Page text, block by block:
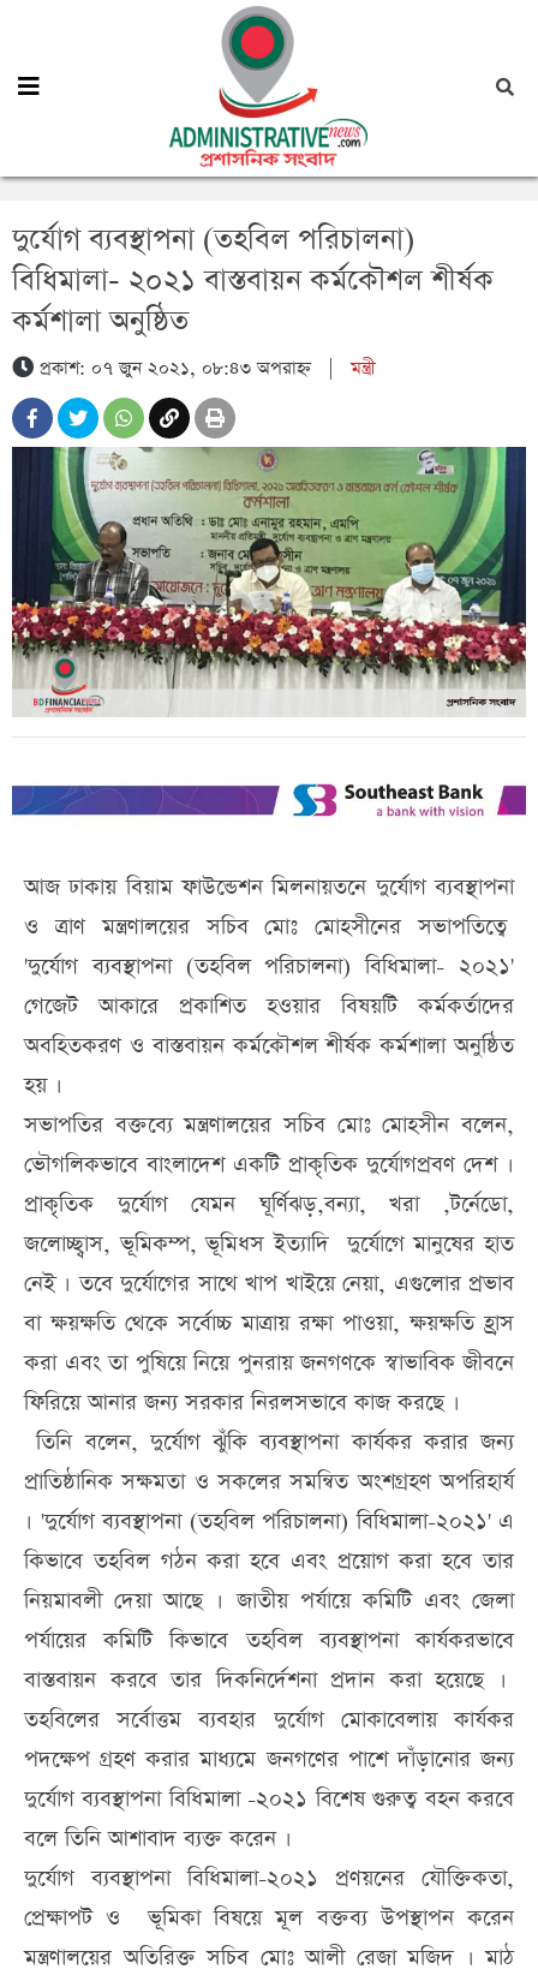
দুর্যোগ ব্যবস্থাপনা (তহবিল পরিচালনা)
বিধিমালা- ২০২১ বাস্তবায়ন কর্মকৌশল শীর্ষক
কর্মশালা অনুষ্ঠিত
প্রকাশ: ০৭ জুন ২০২১, ০৮:৪৩ অপরাহ্ন|মন্ত্রী
আজ ঢাকায় বিয়াম ফাউন্ডেশন মিলনায়তনে দুর্যোগ ব্যবস্থাপনা
ও ত্রাণ মন্ত্রণালয়ের সচিব মোঃ মোহসীনের সভাপতিত্বে
'দুর্যোগ ব্যবস্থাপনা (তহবিল পরিচালনা) বিধিমালা- ২০২১'
গেজেট আকারে প্রকাশিত হওয়ার বিষয়টি কর্মকর্তাদের
অবহিতকরণ ও বাস্তবায়ন কর্মকৌশল শীর্ষক কর্মশালা অনুষ্ঠিত
হয় ।
সভাপতির বক্তব্যে মন্ত্রণালয়ের সচিব মোঃ মোহসীন বলেন,
ভৌগলিকভাবে বাংলাদেশ একটি প্রাকৃতিক দুর্যোগপ্রবণ দেশ ।
প্রাকৃতিক দুর্যোগ যেমন ঘূর্ণিঝড়,বন্যা, খরা ,টর্নেডো,
জলোচ্ছ্বাস, ভূমিকম্প, ভূমিধস ইত্যাদি দুর্যোগে মানুষের হাত
নেই । তবে দুর্যোগের সাথে খাপ খাইয়ে নেয়া, এগুলোর প্রভাব
বা ক্ষয়ক্ষতি থেকে সর্বোচ্চ মাত্রায় রক্ষা পাওয়া, ক্ষয়ক্ষতি হ্রাস
করা এবং তা পুষিয়ে নিয়ে পুনরায় জনগণকে স্বাভাবিক জীবনে
ফিরিয়ে আনার জন্য সরকার নিরলসভাবে কাজ করছে ।
তিনি বলেন, দুর্যোগ ঝুঁকি ব্যবস্থাপনা কার্যকর করার জন্য
প্রাতিষ্ঠানিক সক্ষমতা ও সকলের সমন্বিত অংশগ্রহণ অপরিহার্য
। 'দুর্যোগ ব্যবস্থাপনা (তহবিল পরিচালনা) বিধিমালা-২০২১' এ
কিভাবে তহবিল গঠন করা হবে এবং প্রয়োগ করা হবে তার
নিয়মাবলী দেয়া আছে । জাতীয় পর্যায়ে কমিটি এবং জেলা
পর্যায়ের কমিটি কিভাবে তহবিল ব্যবস্থাপনা কার্যকরভাবে
বাস্তবায়ন করবে তার দিকনির্দেশনা প্রদান করা হয়েছে ।
তহবিলের সর্বোত্তম ব্যবহার দুর্যোগ মোকাবেলায় কার্যকর
পদক্ষেপ গ্রহণ করার মাধ্যমে জনগণের পাশে দাঁড়ানোর জন্য
দুর্যোগ ব্যবস্থাপনা বিধিমালা -২০২১ বিশেষ গুরুত্ব বহন করবে
বলে তিনি আশাবাদ ব্যক্ত করেন ।
দুর্যোগ ব্যবস্থাপনা বিধিমালা-২০২১ প্রণয়নের যৌক্তিকতা,
প্রেক্ষাপট ও ভূমিকা বিষয়ে মূল বক্তব্য উপস্থাপন করেন
মন্ত্রণালয়ের অতিরিক্ত সচিব মোঃ আলী রেজা মজিদ । মাঠ